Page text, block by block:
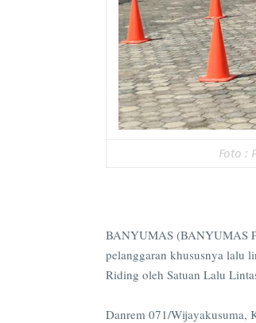
Foto :
BANYUMAS (BANYUMAS
pelanggaran khususnya lalu
Riding oleh Satuan Lalu
Danrem 071/Wijayakusuma,